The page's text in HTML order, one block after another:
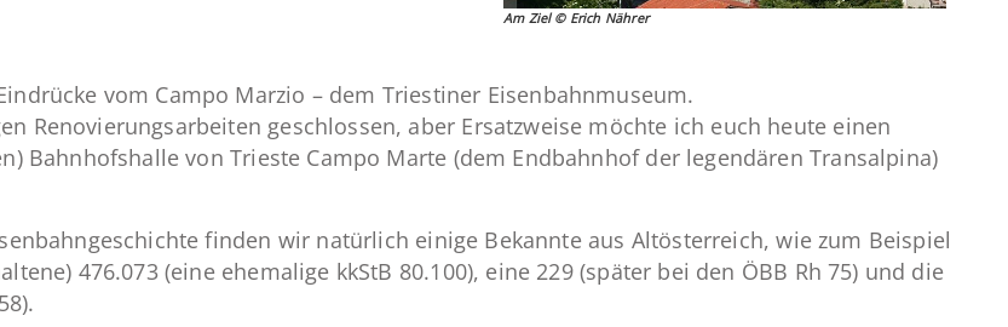
Am Ziel © Erich Nährer
vom Campo Marzio – dem Triestiner Eisenbahnmuseum.
Renovierungsarbeiten geschlossen, aber Ersatzweise möchte ich euch heute einen
Bahnhofshalle von Trieste Campo Marte (dem Endbahnhof der legendären Transalpina)
finden wir natürlich einige Bekannte aus Altösterreich, wie zum Beispiel
476.073 (eine ehemalige kkStB 80.100), eine 229 (später bei den ÖBB Rh 75) und die